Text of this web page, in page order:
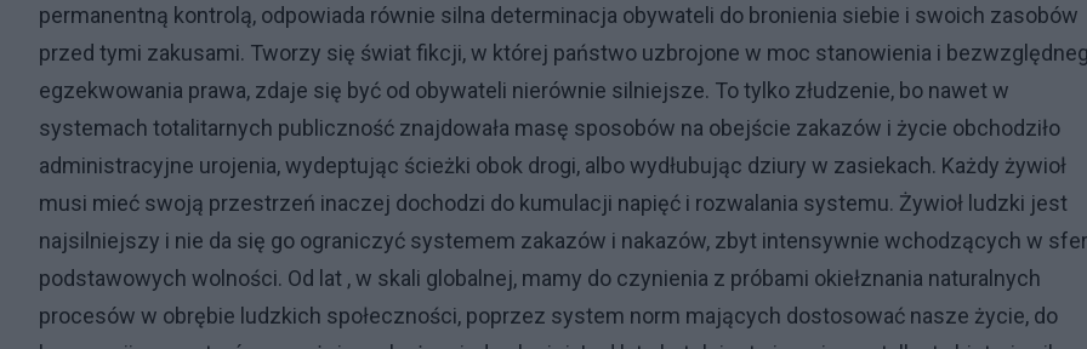
permanentną kontrolą, odpowiada równie silna determinacja obywateli do bronienia siebie i swoich zasobów
przed tymi zakusami. Tworzy się świat fikcji, w której państwo uzbrojone w moc stanowienia i
egzekwowania prawa, zdaje się być od obywateli nierównie silniejsze. To tylko złudzenie, bo nawet w
systemach totalitarnych publiczność znajdowała masę sposobów na obejście zakazów i życie obchodziło
administracyjne urojenia, wydeptując ścieżki obok drogi, albo wydłubując dziury w zasiekach. Każdy żywioł
musi mieć swoją przestrzeń inaczej dochodzi do kumulacji napięć i rozwalania systemu. Żywioł ludzki jest
najsilniejszy i nie da się go ograniczyć systemem zakazów i nakazów, zbyt intensywnie wchodzących w
podstawowych wolności. Od lat , w skali globalnej, mamy do czynienia z próbami okiełznania naturalnych
procesów w obrębie ludzkich społeczności, poprzez system norm mających dostosować nasze życie, do